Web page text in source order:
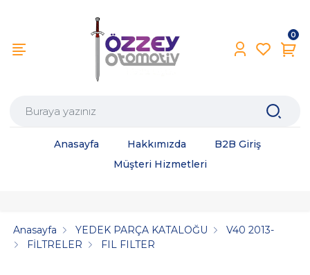
0
Anasayfa Hakkımızda
B2B Giriş
Müşteri Hizmetleri
Anasayfa YEDEK PARÇA KATALOĞU
V40 2013-
FİLTRELER
FIL FILTER